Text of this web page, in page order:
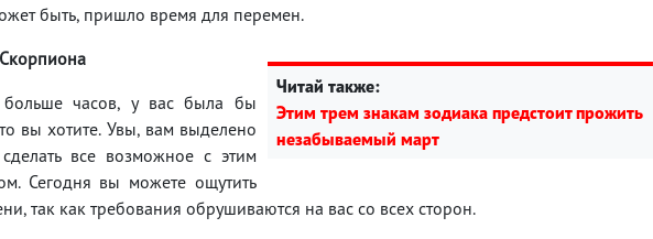
быть, пришло время для перемен.
Читай также:
Этим трем знакам зодиака предстоит прожить
незабываемый март
часов, у вас была бы
вы хотите. Увы, вам выделено
все возможное с этим
Сегодня вы можете ощутить
так как требования обрушиваются на вас со всех сторон.